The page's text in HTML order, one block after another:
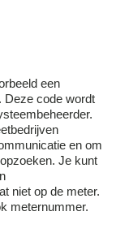
een
Deze code wordt
en om
Je kunt
niet op de meter.
meternummer.